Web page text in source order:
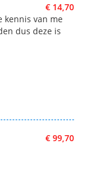
€ 14,70
kennis van me
dus deze is
€ 99,70